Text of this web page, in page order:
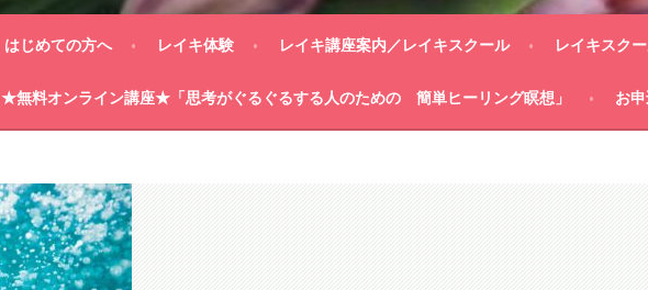
はじめての方へ レイキ体験 レイキ講座案内／レイキスクール レイキスク
★無料オンライン講座★「思考がぐるぐるする人のための 簡単ヒーリング瞑想」 お